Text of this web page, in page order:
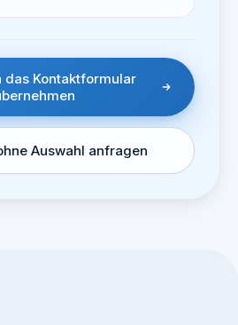
das Kontaktformular
Auswahl anfragen